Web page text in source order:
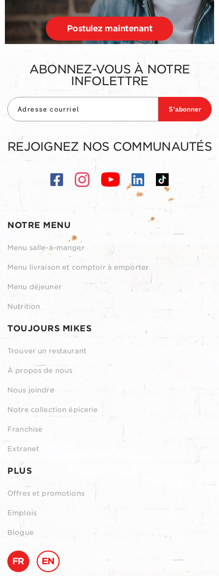
Postulez maintenant
NOTRE MENU
Menu salle-à-manger
Menu livraison et comptoir à emporter
Menu déjeuner
Nutrition
TOUJOURS MIKES
Trouver un restaurant
À propos de nous
Nous joindre
Notre collection épicerie
Franchise
Extranet
PLUS
Offres et promotions
Emplois
Blogue
FR EN
ABONNEZ-VOUS À NOTRE
INFOLETTRE
S'abonner
REJOIGNEZ NOS COMMUNAUTÉS